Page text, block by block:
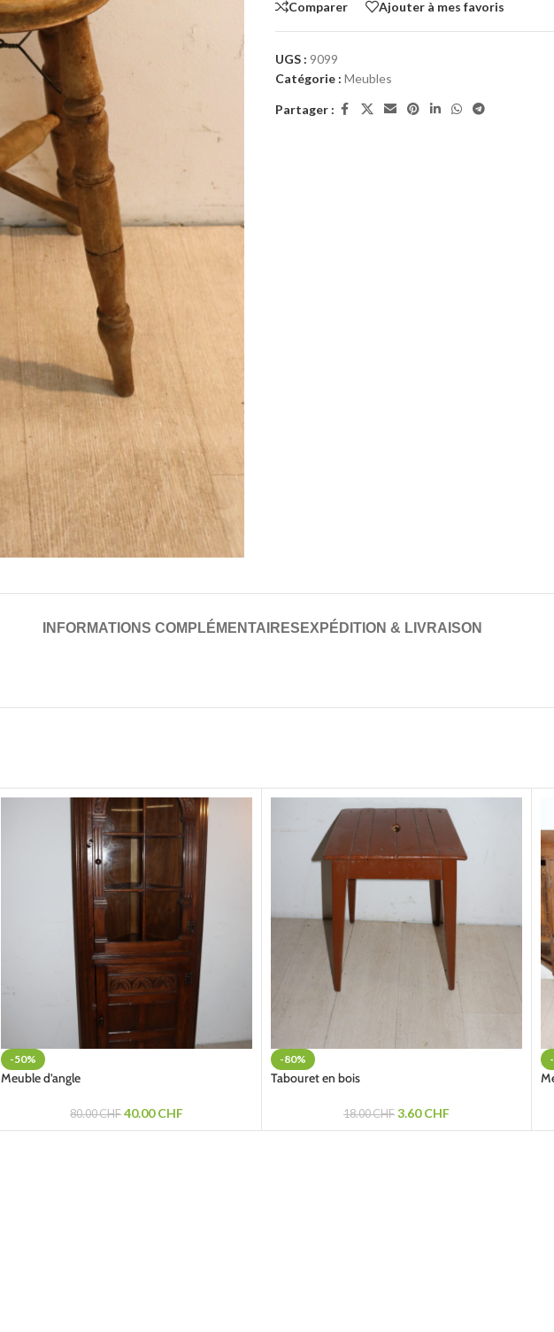
Comparer Ajouter à mes favoris
UGS : 9099
Catégorie : Meubles
Partager :
INFORMATIONS COMPLÉMENTAIRES EXPÉDITION & LIVRAISON
-50%
Meuble d’angle
80.00CHF 40.00CHF
-80%
Tabouret en bois
18.00CHF 3.60CHF